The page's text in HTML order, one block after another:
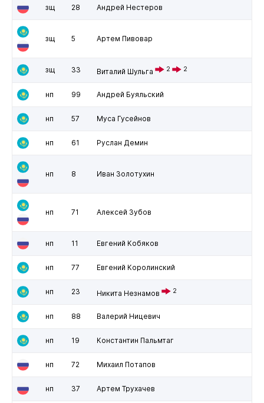
зщ 28 Андрей Нестеров
зщ 5 Артем Пивовар
зщ 33 Виталий Шульга 2 2
нп 99 Андрей Буяльский
нп 57 Муса Гусейнов
нп 61 Руслан Демин
нп 8 Иван Золотухин
нп 71 Алексей Зубов
нп 11 Евгений Кобяков
нп 77 Евгений Королинский
нп 23 Никита Незнамов 2
нп 88 Валерий Ницевич
нп 19 Константин Пальмтаг
нп 72 Михаил Потапов
нп 37 Артем Трухачев